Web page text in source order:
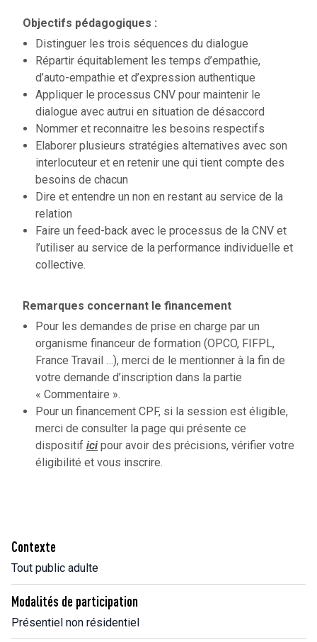
Contexte
Tout public adulte
Modalités de participation
Présentiel non résidentiel
Objectifs pédagogiques :
Distinguer les trois séquences du dialogue
Répartir équitablement les temps d’empathie,
d’auto-empathie et d’expression authentique
Appliquer le processus CNV pour maintenir le
dialogue avec autrui en situation de désaccord
Nommer et reconnaitre les besoins respectifs
Elaborer plusieurs stratégies alternatives avec son
interlocuteur et en retenir une qui tient compte des
besoins de chacun
Dire et entendre un non en restant au service de la
relation
Faire un feed-back avec le processus de la CNV et
l’utiliser au service de la performance individuelle et
collective.
Remarques concernant le financement
Pour les demandes de prise en charge par un
organisme financeur de formation (OPCO, FIFPL,
France Travail …), merci de le mentionner à la fin de
votre demande d’inscription dans la partie
« Commentaire ».
Pour un financement CPF, si la session est éligible,
merci de consulter la page qui présente ce
dispositif icipour avoir des précisions, vérifier votre
éligibilité et vous inscrire.